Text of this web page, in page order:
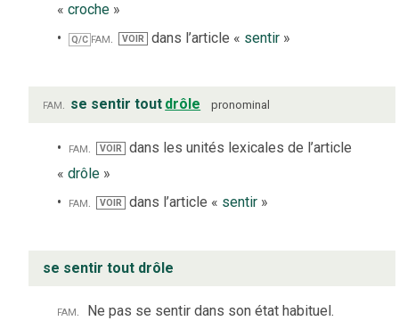
« croche »
Q/C fam. VOIR dans l’article « sentir »
fam. se sentir tout drôle pronominal
fam. VOIR
dans les unités lexicales de l’article
« drôle »
fam.
VOIR dans l’article « sentir»
se sentir tout drôle
fam. Ne pas se sentir dans son état habituel.